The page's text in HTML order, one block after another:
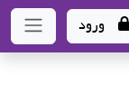
املاک
ورود